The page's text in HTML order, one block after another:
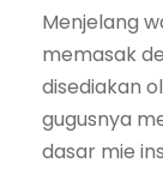
Menjelang
memasak
disediakan
gugusnya
dasar mie